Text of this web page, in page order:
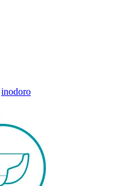
inodoro